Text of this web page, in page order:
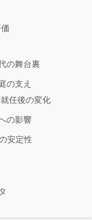
の舞台裏
の支え
任後の変化
の影響
安定性